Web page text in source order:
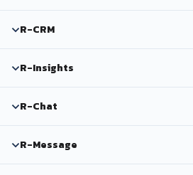
R-CRM
R-Insights
R-Chat
R-Message